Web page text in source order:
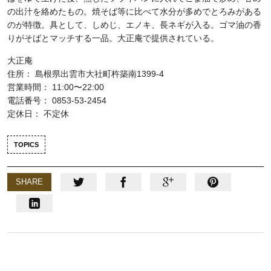
の出汁を絡めたもの。焼そば等に比べて水分が多めでとろみがある
のが特徴。具として、しめじ、エノキ、長ネギが入る。ゴマ油の香
りがそばとマッチする一品。大正庵で提供されている。
大正庵
住所： 島根県出雲市大社町杵築南1399-4
営業時間： 11:00〜22:00
電話番号： 0853-53-2454
定休日： 不定休
TOPICS
SHARE